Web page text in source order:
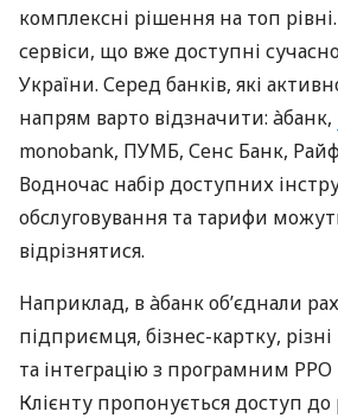
комплексні рішення на топ
сервіси, що вже доступні
України. Серед банків, які
напрям варто відзначити: àбанк,
monobank, ПУМБ, Сенс Банк,
Водночас набір доступних
обслуговування та тарифи
відрізнятися.
Наприклад, в àбанк об’єднали
підприємця, бізнес-картку,
та інтеграцію з програмним РРО
Клієнту пропонується доступ до